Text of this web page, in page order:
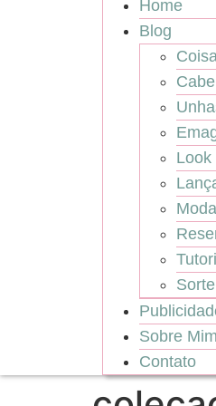
Home
Blog
Look
Sobre
Contato